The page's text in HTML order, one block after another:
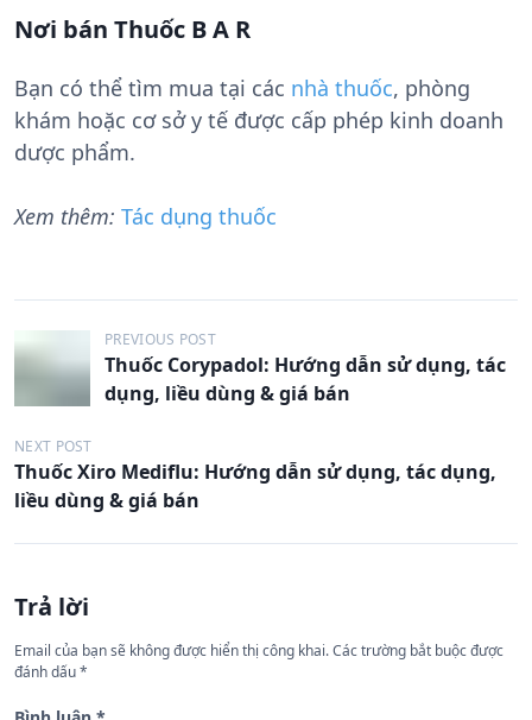
Nơi bán Thuốc B A R
Bạn có thể tìm mua tại các nhà thuốc, phòng
khám hoặc cơ sở y tế được cấp phép kinh doanh
dược phẩm.
Xem thêm: Tác dụng thuốc
Đ
ề
u
h
n
b
à
PREVIOUS POST
Thuốc Corypadol: Hướng dẫn sử dụng, tác
dụng, liều dùng & giá bán
NEXT POST
Thuốc Xiro Mediflu: Hướng dẫn sử dụng, tác dụng,
liều dùng & giá bán
Trả lời
Email của bạn sẽ không được hiển thị công khai.Các trường bắt buộc được
đánh dấu*